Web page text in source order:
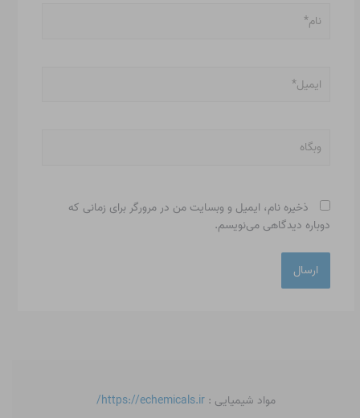
وبگاه
ذخیره نام، ایمیل و وبسایت من در مرورگر برای زمانی که
دوباره دیدگاهی می‌نویسم.
مواد شیمیایی : https://echemicals.ir/